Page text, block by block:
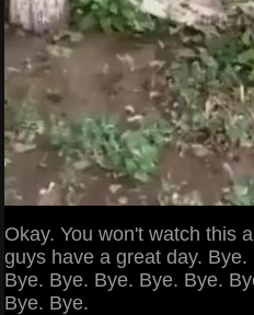
Okay. You won't watch this
guys have a great day.
Bye. Bye. Bye. Bye. Bye.
Bye. Bye.